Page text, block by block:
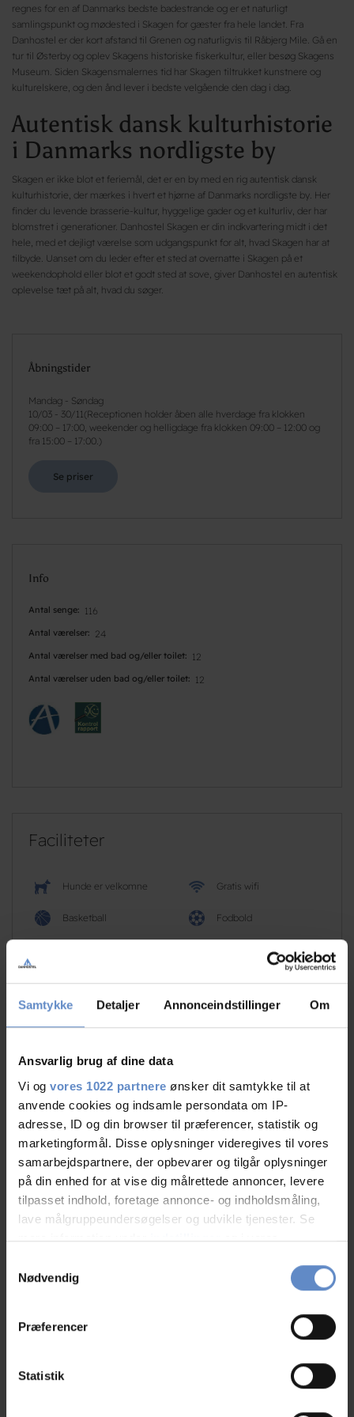
Samtykke Detaljer Annonceindstillinger Om
Ansvarlig brug af dine data
Vi og vores 1022 partnere ønsker dit samtykke til at
anvende cookies og indsamle persondata om IP-
adresse, ID og din browser til præferencer, statistik og
marketingformål. Disse oplysninger videregives til vores
samarbejdspartnere, der opbevarer og tilgår oplysninger
på din enhed for at vise dig målrettede annoncer, levere
tilpasset indhold, foretage annonce- og indholdsmåling,
lave målgruppeundersøgelser og udvikle tjenester. Se
mere information underindstillingerog i vores
tilbage eller ændre indstillinger fra vores
"Cookiedeklaration", eller ved at trykke på "Privacy
Indsamle præcise oplysninger om din placering,
Identificere din enhed baseret på en scanning af
Nødvendig
Præferencer
Statistik
regnes for en af Danmarks bedste badestrande og er et naturligt
samlingspunkt og mødested i Skagen for gæster fra hele landet. Fra
Danhostel er der kort afstand til Grenen og naturligvis til Råbjerg Mile. Gå en
tur til Østerby og oplev Skagens historiske fiskerkultur, eller besøg Skagens
Museum. Siden Skagensmalernes tid har Skagen tiltrukket kunstnere og
kulturelskere, og den ånd lever i bedste velgående den dag i dag.
Autentisk dansk kulturhistorie
i Danmarks nordligste by
Skagen er ikke blot et feriemål, det er en by med en rig autentisk dansk
kulturhistorie, der mærkes i hvert et hjørne af Danmarks nordligste by. Her
finder du levende brasserie-kultur, hyggelige gader og et kulturliv, der har
blomstret i generationer. Danhostel Skagen er din indkvartering midt i det
hele, med et dejligt værelse som udgangspunkt for alt, hvad Skagen har at
tilbyde. Uanset om du leder efter et sted at overnatte i Skagen på et
weekendophold eller blot et godt sted at sove, giver Danhostel en autentisk
oplevelse tæt på alt, hvad du søger.
Åbningstider
Mandag - Søndag
10/03 - 30/11( Receptionen holder åben alle hverdage fra klokken
09:00 – 17:00, weekender og helligdage fra klokken 09:00 – 12:00 og
fra 15:00 – 17:00.)
Se priser
Info
Antal senge 116
Antal værelser 24
Antal værelser med bad og/eller toilet 12
Antal værelser uden bad og/eller toilet 12
Faciliteter
Hunde er velkomne Gratis wifi
Basketball Fodbold
Gratis parkering
Svømmehal
Læs mere
RATINGS
8,70
8,70 ud af 10